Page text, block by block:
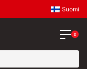
Suomi
0